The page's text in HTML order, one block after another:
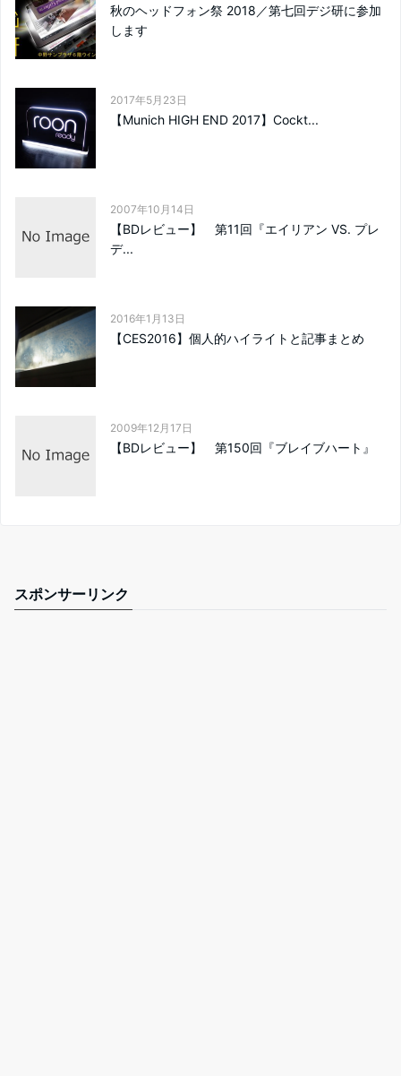
秋のヘッドフォン祭 2018／第七回デジ研に参加
します
2017年5月23日
【Munich HIGH END 2017】Cockt...
2007年10月14日
【BDレビュー】 第11回『エイリアン VS. プレ
デ...
2016年1月13日
【CES2016】個人的ハイライトと記事まとめ
2009年12月17日
【BDレビュー】 第150回『ブレイブハート』
スポンサーリンク